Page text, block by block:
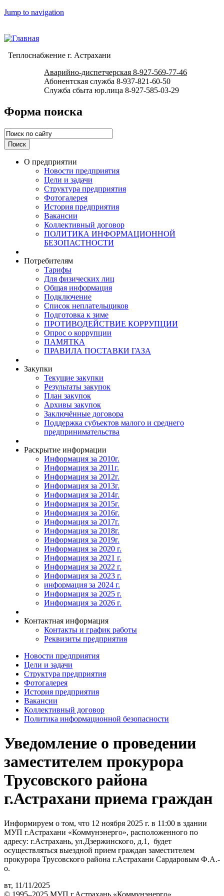
Jump to navigation
Теплоснабжение г. Астрахани
Аварийно-диспетчерская 8-927-569-77-46
Абонентская служба 8-937-821-60-50
Служба сбыта юр.лица 8-927-585-03-29
Форма поиска
О предприятии
Новости предприятия
Цели и задачи
Структура предприятия
Фотогалерея
История предприятия
Вакансии
Коллективный договор
ПОЛИТИКА ИНФОРМАЦИОННОЙ
БЕЗОПАСТНОСТИ
Потребителям
Тарифы
Для физических лиц
Общая информация
Подключение
Список неплательщиков
Подготовка к зиме
ПРОТИВОДЕЙСТВИЕ КОРРУПЦИИ
Опрос о коррупции
ПАМЯТКА
ПРАВИЛА ПОСТАВКИ ГАЗА
Закупки
Текущие закупки
Результаты закупок
План закупок
Архивы закупок
Заключённые договора
Поддержка субъектов малого и среднего
предпринимательства
Раскрытие информации
Информация за 2010г.
Информация за 2011г.
Информация за 2012г.
Информация за 2013г.
Информация за 2014г.
Информация за 2015г.
Информация за 2016г.
Информация за 2017г.
Информация за 2018г.
Информация за 2019г.
Информация за 2020 г.
Информация за 2021 г.
Информация за 2022 г.
Информация за 2023 г.
информация за 2024 г.
Информация за 2025 г.
Информация за 2026 г.
Контактная информация
Контакты и график работы
Реквизиты предприятия
Новости предприятия
Цели и задачи
Структура предприятия
Фотогалерея
История предприятия
Вакансии
Коллективный договор
Политика информационной безопасности
Уведомление о проведении
заместителем прокурора
Трусовского района
г.Астрахани приема граждан
Информируем о том, что 12 ноября 2025 г. в 11:00 в здании
МУП г.Астрахани «Коммунэнерго», расположенного по
адресу: г.Астрахань, ул.Дзержинского, д.1, будет
осуществляться выездной прием граждан заместителем
прокурора Трусовского района г.Астрахани Сардаровым Ф.А.-
о.
вт, 11/11/2025
© 1995–2025 МУП г.Астрахань «Коммунэнерго»